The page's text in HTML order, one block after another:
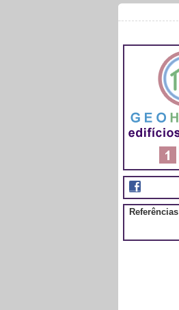
Referências